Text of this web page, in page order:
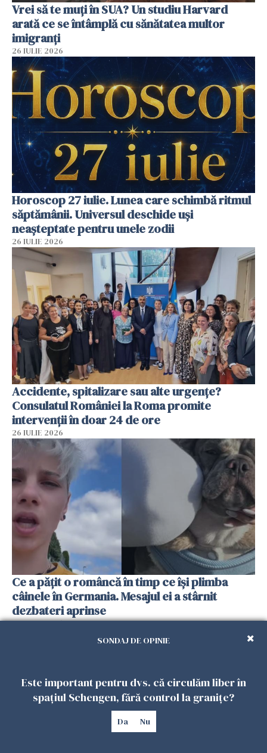
Vrei să te muți în SUA? Un studiu Harvard
arată ce se întâmplă cu sănătatea multor
imigranți
26 IULIE 2026
Horoscop 27 iulie. Lunea care schimbă ritmul
săptămânii. Universul deschide uși
neașteptate pentru unele zodii
26 IULIE 2026
Accidente, spitalizare sau alte urgențe?
Consulatul României la Roma promite
intervenții în doar 24 de ore
26 IULIE 2026
Ce a pățit o româncă în timp ce își plimba
câinele în Germania. Mesajul ei a stârnit
dezbateri aprinse
25 IULIE 2026
SONDAJ DE OPINIE
Este important pentru dvs. că circulăm liber în
spațiul Schengen, fără control la granițe?
Da Nu